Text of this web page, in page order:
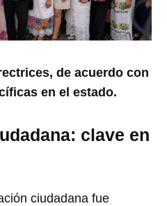
de acuerdo con
en el estado.
clave en
ciudadana fue